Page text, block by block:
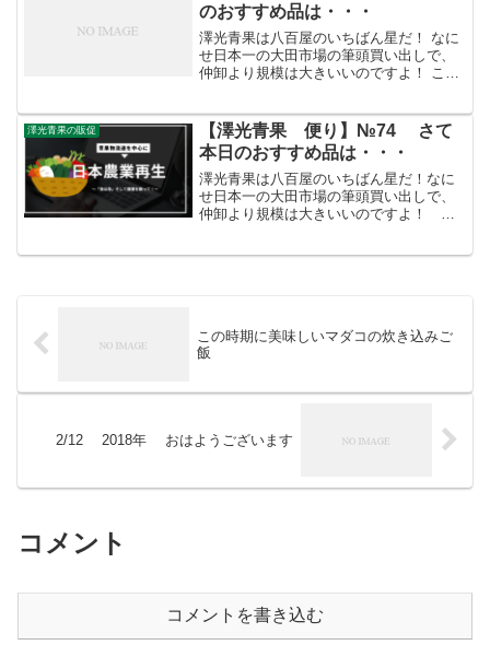
のおすすめ品は・・・
澤光青果は八百屋のいちばん星だ！ なに
せ日本一の大田市場の筆頭買い出しで、
仲卸より規模は大きいいのですよ！ こう
光青果...
澤光青果の販促
【澤光青果 便り】№74 さて
本日のおすすめ品は・・・
澤光青果は八百屋のいちばん星だ！なに
せ日本一の大田市場の筆頭買い出しで、
仲卸より規模は大きいいのですよ！ こ
この時期に美味しいマダコの炊き込みご
飯
2/12 2018年 おはようございます
コメント
コメントを書き込む